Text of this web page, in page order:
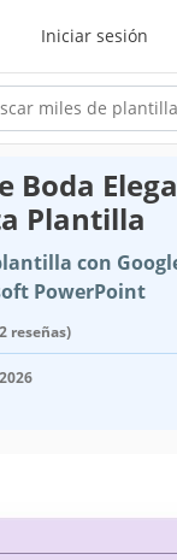
Iniciar sesión
Boda
Plantilla
con
PowerPoint
reseñas)